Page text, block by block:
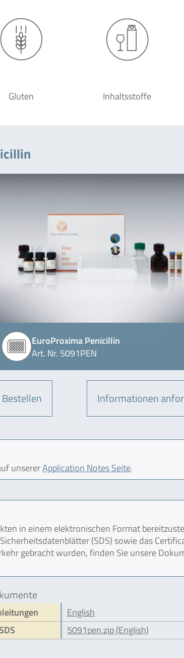
Gluten Inhaltsstoffe
EuroProxima Penicillin
Art. Nr. 5091PEN
Bestellen Informationen
unsererApplication Notes Seite.
in einem elektronischen Format
(SDS) sowie das
gebracht wurden, finden Sie unsere
English
5091pen.zip (English)